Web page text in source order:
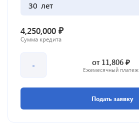
лет
4,250,000 ₽
Сумма кредита
- от 11,806 ₽
Ежемесячный платеж
Подать заявку